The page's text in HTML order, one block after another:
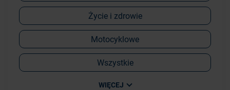
Życie i zdrowie
Motocyklowe
Wszystkie
WIĘCEJ